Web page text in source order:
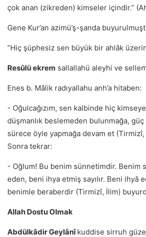
çok anan (zikreden) kimseler içindir.”
Gene Kur’an azimü’ş-şanda
“Hiç şüphesiz sen büyük bir ahlâk
Resûlü ekrem sallallahü aleyhi ve
Enes b. Mâlik radıyallahu anh’a hitaben:
- Oğulcağızım, sen kalbinde hiç
düşmanlık beslemeden bulunmağa,
sürece öyle yapmağa devam et
Sonra tekrar:
- Oğlum! Bu benim sünnetimdir. Benim
eden, beni ihya etmiş sayılır. Beni ihyâ
benimle beraberdir (Tirmizî, İlim)
Allah Dostu Olmak
Abdülkâdir Geylânîkuddise sirruh